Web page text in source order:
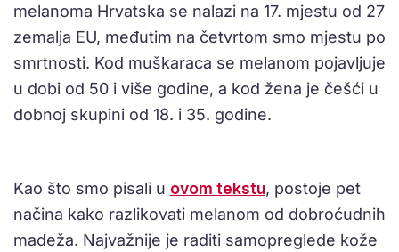
melanoma Hrvatska se nalazi na 17. mjestu od 27
zemalja EU, međutim na četvrtom smo mjestu po
smrtnosti. Kod muškaraca se melanom pojavljuje
u dobi od 50 i više godine, a kod žena je češći u
dobnoj skupini od 18. i 35. godine.
Kao što smo pisali u ovom tekstu, postoje pet
načina kako razlikovati melanom od dobroćudnih
madeža. Najvažnije je raditi samopreglede kože